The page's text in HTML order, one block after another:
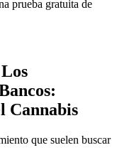
prueba gratuita de
Cannabis
que suelen buscar